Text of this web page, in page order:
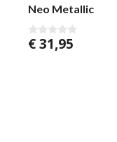
Neo Metallic
0
v
€31,95